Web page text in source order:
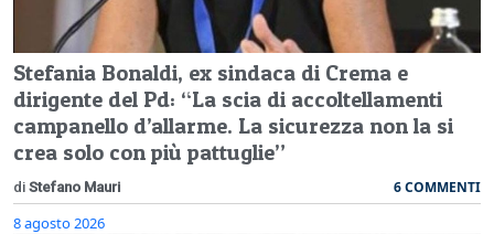
Stefania Bonaldi, ex sindaca di Crema e
dirigente del Pd: “La scia di accoltellamenti
campanello d’allarme. La sicurezza non la si
crea solo con più pattuglie”
di Stefano Mauri 6 COMMENTI
8 agosto 2026